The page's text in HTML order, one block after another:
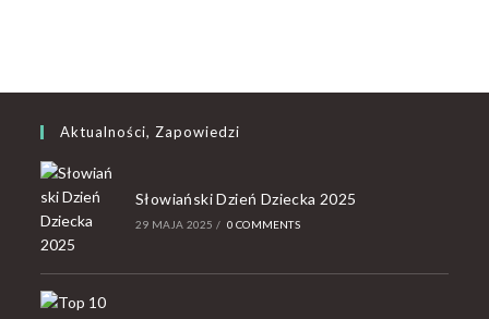
Aktualności, Zapowiedzi
Słowiański Dzień Dziecka 2025
29 MAJA 2025 / 0 COMMENTS